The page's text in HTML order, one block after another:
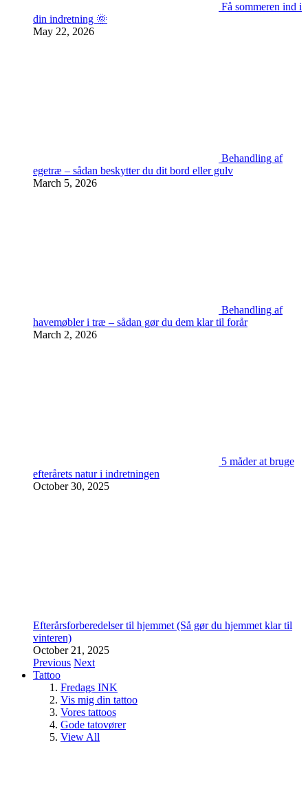
Få sommeren ind i
din indretning 🌞
May 22, 2026
Behandling af
egetræ – sådan beskytter du dit bord eller gulv
March 5, 2026
Behandling af
havemøbler i træ – sådan gør du dem klar til forår
March 2, 2026
5 måder at bruge
efterårets natur i indretningen
October 30, 2025
Efterårsforberedelser til hjemmet (Så gør du hjemmet klar til
vinteren)
October 21, 2025
Previous Next
Tattoo
Fredags INK
Vis mig din tattoo
Vores tattoos
Gode tatovører
View All